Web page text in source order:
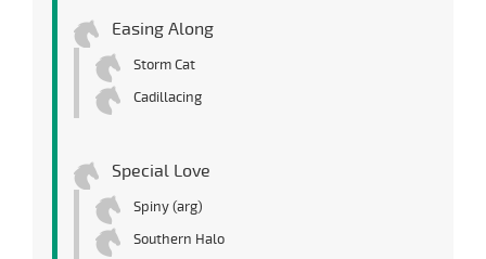
Easing Along
Storm Cat
Cadillacing
Special Love
Spiny (arg)
Southern Halo